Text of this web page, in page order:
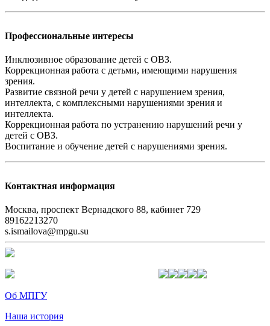
Профессиональные интересы
Инклюзивное образование детей с ОВЗ.
Коррекционная работа с детьми, имеющими нарушения
зрения.
Развитие связной речи у детей с нарушением зрения,
интеллекта, с комплексными нарушениями зрения и
интеллекта.
Коррекционная работа по устранению нарушений речи у
детей с ОВЗ.
Воспитание и обучение детей с нарушениями зрения.
Контактная информация
Москва, проспект Вернадского 88, кабинет 729
89162213270
s.ismailova@mpgu.su
Об МПГУ
Наша история